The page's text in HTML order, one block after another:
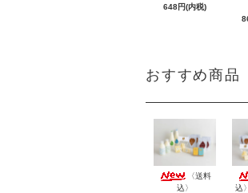
648円(内税)
おすすめ商品
〈送料
込〉
込